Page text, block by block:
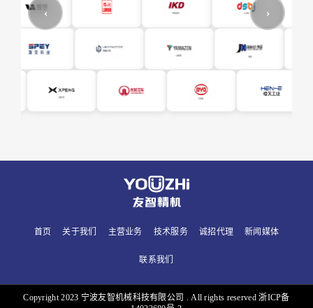
首页 关于我们 主营业务 技术服务 诚招代理 新闻媒体
联系我们
Copyright 2023 宁波友智机械科技有限公司 . All rights reserved 浙ICP备